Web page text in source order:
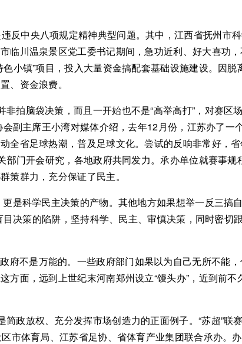
反中央八项规定精神典型问题。其中，江西省抚州市
临川温泉景区党工委书记期间，急功近利、好大喜功
小镇”项目，投入大量资金搞配套基础设施建设。因脱
、资金浪费。
非拍脑袋决策，而且一开始也不是“高举高打”，对赛区
副主席王小湾对媒体介绍，去年12月份，江苏办了一
全省足球热潮，普及足球文化。尝试的反响非常好，
部门开会研究，各地政府共同发力。承办单位就赛事规
策群力，充分保证了民主。
更是科学民主决策的产物。其他地方如果想举一反三搞
目决策的陷阱，坚持科学、民主、审慎决策，同时密切
府不是万能的。一些政府部门如果以为自己无所不能，
方面，远到上世纪末河南郑州设立“馒头办”，近到前不
简政放权、充分发挥市场创造力的正面例子。“苏超”联
市体育局、江苏省足协、省体育产业集团联合承办。